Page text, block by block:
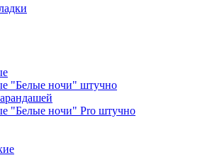
"Белые ночи" штучно
"Белые ночи" Pro штучно